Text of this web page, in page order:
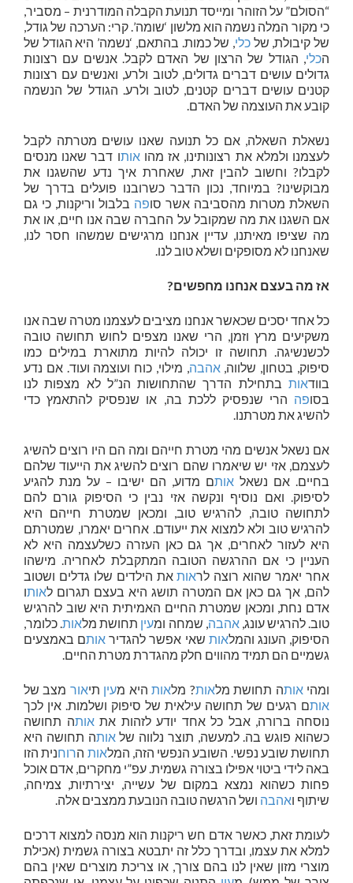
“הסולם” על הזוהר ומייסד תנועת הקבלה המודרנית – מסביר,
כי מקור המלה נשמה הוא מלשון ‘שומה’. קרי: הערכה של גודל,
של קיבולת, שלכלי , של כמות. בהתאם, ‘נשמה’ היא הגודל של
הכלי , הגודל של הרצון של האדם לקבל. אנשים עם רצונות
גדולים עושים דברים גדולים, לטוב ולרע, ואנשים עם רצונות
קטנים עושים דברים קטנים, לטוב ולרע. הגודל של הנשמה
קובע את העוצמה של האדם.
נשאלת השאלה, אם כל תנועה שאנו עושים מטרתה לקבל
לעצמנו ולמלא את רצונותינו, אז מהואותו דבר שאנו מנסים
לקבלו? וחשוב להבין זאת, שאחרת איך נדע שהשגנו את
מבוקשינו? במיוחד, נכון הדבר כשרובנו פועלים בדרך של
השאלת מטרות מהסביבה אשר סופה בלבול וריקנות, כי גם
אם השגנו את מה שמקובל על החברה שבה אנו חיים, או את
מה שציפו מאיתנו, עדיין אנחנו מרגישים שמשהו חסר לנו,
שאנחנו לא מסופקים ושלא טוב לנו.
אז מה בעצם אנחנו מחפשים?
כל אחד יסכים שכאשר אנחנו מציבים לעצמנו מטרה שבה אנו
משקיעים מרץ וזמן, הרי שאנו מצפים לחוש תחושה טובה
לכשנשיגה. תחושה זו יכולה להיות מתוארת במילים כמו
סיפוק, בטחון, שלווה,אהבה , מילוי, כוח ועוצמה ועוד. אם נדע
בוודאות בתחילת הדרך שהתחושות הנ”ל לא מצפות לנו
בסופה הרי שנפסיק ללכת בה, או שנפסיק להתאמץ כדי
להשיג את מטרתנו.
אם נשאל אנשים מהי מטרת חייהם ומה הם היו רוצים להשיג
לעצמם, אזי יש שיאמרו שהם רוצים להשיג את הייעוד שלהם
בחיים. אם נשאל אותם מדוע, הם ישיבו – על מנת להגיע
לסיפוק. ואם נוסיף ונקשה אזי נבין כי הסיפוק גורם להם
לתחושה טובה, להרגיש טוב, ומכאן שמטרת חייהם היא
להרגיש טוב ולא למצוא את ייעודם. אחרים יאמרו, שמטרתם
היא לעזור לאחרים, אך גם כאן העזרה כשלעצמה היא לא
העניין כי אם ההרגשה הטובה המתקבלת לאחריה. מישהו
אחר יאמר שהוא רוצה לראותאת הילדים שלו גדלים ושטוב
להם, אך גם כאן אם המטרה תושג היא בעצם תגרום לאותו
אדם נחת, ומכאן שמטרת החיים האמיתית היא שוב להרגיש
טוב. להרגיש עונג,אהבה , שמחה ומעין תחושת מלאות. כלומר,
הסיפוק, העונג והמלאות שאי אפשר להגדיר אותם באמצעים
גשמיים הם תמיד מהווים חלק מהגדרת מטרת החיים.
ומהיאותה תחושת מלאות? מלאותהיא מעין תיאור מצב של
אותם רגעים של תחושה עילאית של סיפוק ושלמות. אין לכך
נוסחה ברורה, אבל כל אחד יודע לזהות אתאותה תחושה
כשהוא פוגש בה. למעשה, תוצר נלווה שלאותה תחושה היא
תחושת שובע נפשי. השובע הנפשי הזה, המלאות הרוחנית הזו
באה לידי ביטוי אפילו בצורה גשמית. עפ”י מחקרים, אדם אוכל
פחות כשהוא נמצא במקום של עשייה, יצירתיות, צמיחה,
שיתוף ואהבה ושל הרגשה טובה הנובעת ממצבים אלה.
לעומת זאת, כאשר אדם חש ריקנות הוא מנסה למצוא דרכים
למלא את עצמו, ובדרך כלל זה יתבטא בצורה גשמית (אכילת
מוצרי מזון שאין לנו בהם צורך, או צריכת מוצרים שאין בהם